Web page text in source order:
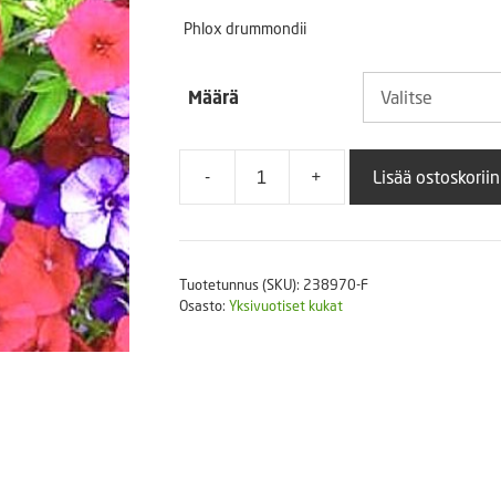
-
Phlox drummondii
Määrä
-
sekoitus
+ Lisää ostoskoriin
Tuotetunnus (SKU): 238970-F
Osasto: Yksivuotiset kukat